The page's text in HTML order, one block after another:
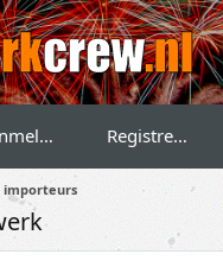
Aanmelden Registreren
importeurs